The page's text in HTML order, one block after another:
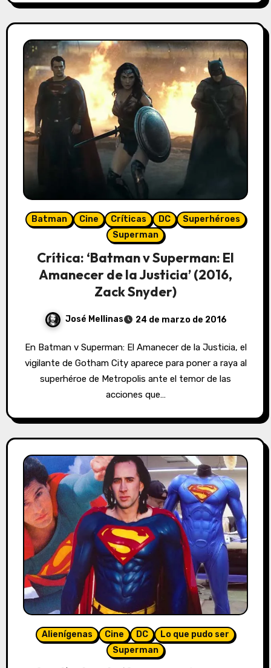
Batman Cine Críticas DC
Superhéroes
Superman
Crítica: ‘Batman v Superman: El
Amanecer de la Justicia’ (2016,
Zack Snyder)
José Mellinas 24 de marzo de 2016
En Batman v Superman: El Amanecer de la Justicia, el
vigilante de Gotham City aparece para poner a raya al
superhéroe de Metropolis ante el temor de las
acciones que…
Alienígenas Cine DC
Lo que pudo ser
Superman